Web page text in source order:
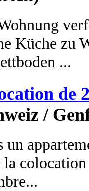
Küche zu
...
de
/
un
colocation